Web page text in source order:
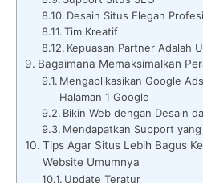
Desain Situs Elegan
Tim Kreatif
Kepuasan Partner Adalah
Bagaimana Memaksimalkan
Mengaplikasikan Google
Halaman 1 Google
Bikin Web dengan Desain
Mendapatkan Support yang
Tips Agar Situs Lebih Bagus
Website Umumnya
Update Teratur